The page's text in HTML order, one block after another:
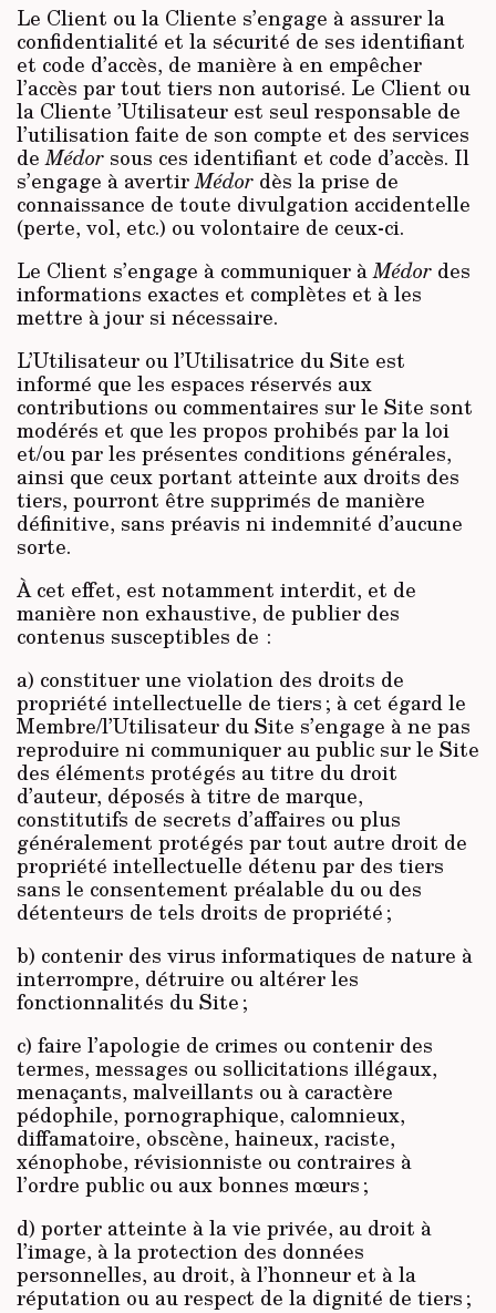
Le Client ou la Cliente s’engage à assurer la
confidentialité et la sécurité de ses identifiant
et code d’accès, de manière à en empêcher
l’accès par tout tiers non autorisé. Le Client ou
la Cliente ’Utilisateur est seul responsable de
l’utilisation faite de son compte et des services
deMédor sous ces identifiant et code d’accès. Il
s’engage à avertirMédor dès la prise de
connaissance de toute divulgation accidentelle
(perte, vol, etc.) ou volontaire de ceux-ci.
Le Client s’engage à communiquer àMédor des
informations exactes et complètes et à les
mettre à jour si nécessaire.
L’Utilisateur ou l’Utilisatrice du Site est
informé que les espaces réservés aux
contributions ou commentaires sur le Site sont
modérés et que les propos prohibés par la loi
et/ou par les présentes conditions générales,
ainsi que ceux portant atteinte aux droits des
tiers, pourront être supprimés de manière
définitive, sans préavis ni indemnité d’aucune
sorte.
À cet effet, est notamment interdit, et de
manière non exhaustive, de publier des
contenus susceptibles de :
a) constituer une violation des droits de
propriété intellectuelle de tiers ; à cet égard le
Membre/l’Utilisateur du Site s’engage à ne pas
reproduire ni communiquer au public sur le Site
des éléments protégés au titre du droit
d’auteur, déposés à titre de marque,
constitutifs de secrets d’affaires ou plus
généralement protégés par tout autre droit de
propriété intellectuelle détenu par des tiers
sans le consentement préalable du ou des
détenteurs de tels droits de propriété ;
b) contenir des virus informatiques de nature à
interrompre, détruire ou altérer les
fonctionnalités du Site ;
c) faire l’apologie de crimes ou contenir des
termes, messages ou sollicitations illégaux,
menaçants, malveillants ou à caractère
pédophile, pornographique, calomnieux,
diffamatoire, obscène, haineux, raciste,
xénophobe, révisionniste ou contraires à
l’ordre public ou aux bonnes mœurs ;
d) porter atteinte à la vie privée, au droit à
l’image, à la protection des données
personnelles, au droit, à l’honneur et à la
réputation ou au respect de la dignité de tiers ;